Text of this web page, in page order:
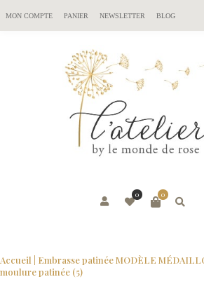
MON COMPTE PANIER NEWSLETTER BLOG
0
0
Accueil Embrasse patinée MODÈLE
moulure patinée (5)